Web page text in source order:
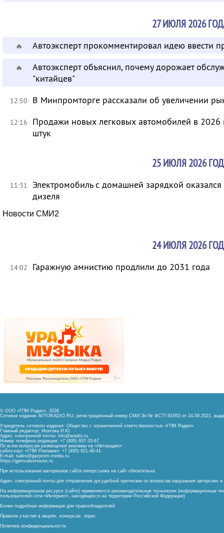
27 ИЮЛЯ 2026
🔥 Автоэксперт прокомментировал идею ввести
🔥
Автоэксперт объяснил, почему дорожает
"китайцев"
12:50 В Минпромторге рассказали об увеличении
12:16
Продажи новых легковых автомобилей в 2026
штук
25 ИЮЛЯ 2026
11:31
Электромобиль с домашней зарядкой
дизеля
Новости СМИ2
24 ИЮЛЯ 2026
14:02 Гаражную амнистию продлили до 2031 года
© ООО «ГПМ Радио», 2026
Сетевое издание AVTORADIO.RU, регистрационный номер СМИ Эл № ФС77-81953 от 24.09.2021,
Учредитель сетевого издания: Общество с ограниченной ответственностью «ГПМ Радио»
Главный редактор: Ипатова И.Ю.
Адрес электронной почты: info@aradio.ru
Номер телефона редакции: +7 (495) 937-33-67
По всем вопросам размещения рекламы на «Авторадио»
сейлз-хаус «ГПМ Реклама»: +7 (495) 921-40-41
E-mail: sales@gazprom-media.ru
https://gpmsaleshouse.ru
При использовании материалов сайта гиперссылка на сайт обязательна
Адрес электронной почты для отправления досудебной претензии по вопросам нарушения авторских
На информационном ресурсе (сайте) применяются рекомендательные технологии (информационные
пользователей сети «Интернет», находящихся на территории Российской Федерации)
Более подробная информация для правообладателей
Правила участия в акциях, конкурсах, играх
Политика конфиденциальности